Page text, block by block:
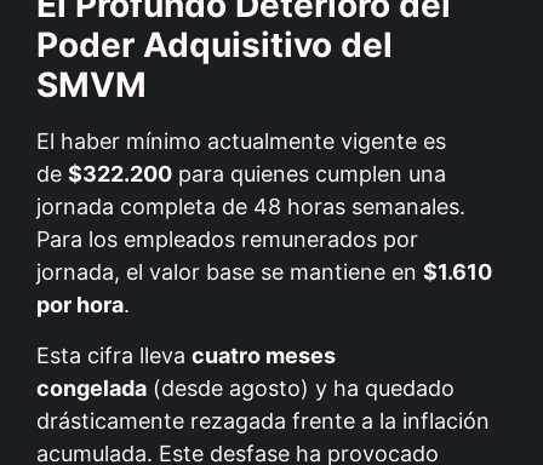
Poder Adquisitivo del
SMVM
El haber mínimo actualmente vigente es
de $322.200 para quienes cumplen una
jornada completa de 48 horas semanales.
Para los empleados remunerados por
jornada, el valor base se mantiene en $1.610
por hora.
Esta cifra lleva cuatro meses
congelada (desde agosto) y ha quedado
drásticamente rezagada frente a la inflación
acumulada. Este desfase ha provocado